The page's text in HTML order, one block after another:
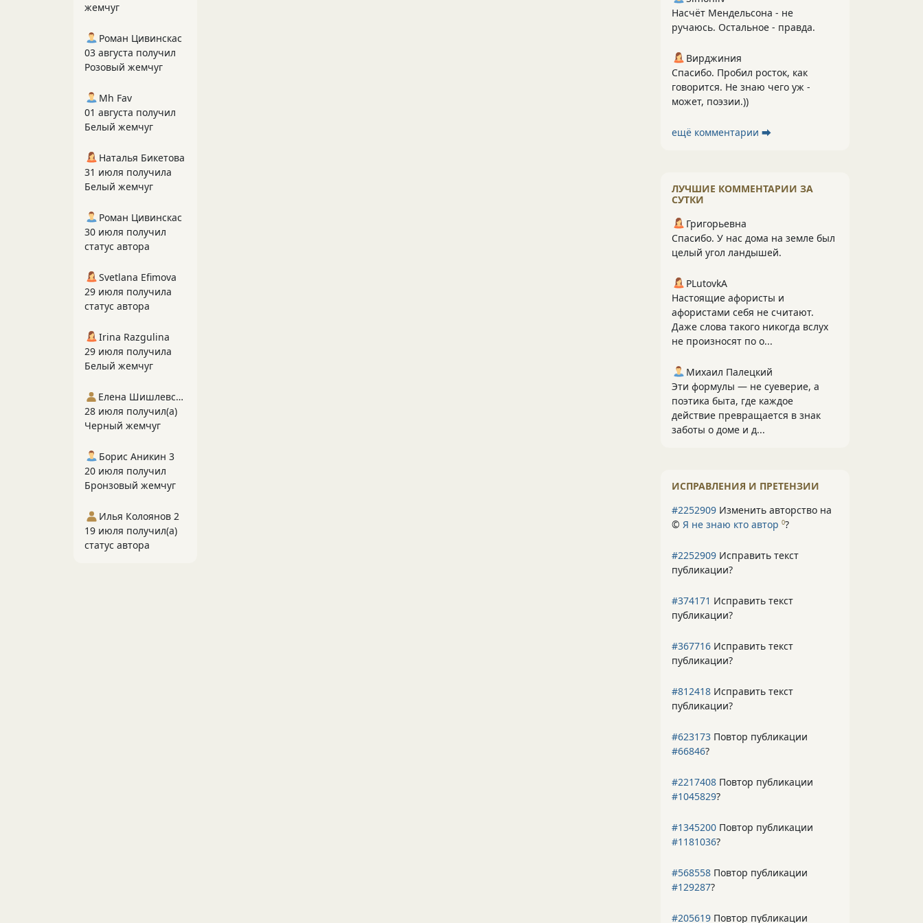
Насчёт Мендельсона - не
ручаюсь. Остальное - правда.
Вирджиния
Спасибо. Пробил росток, как
говорится. Не знаю чего уж -
может, поэзии.))
ещё комментарии ⮕
ЛУЧШИЕ КОММЕНТАРИИ ЗА
СУТКИ
Григорьевна
Спасибо. У нас дома на земле был
целый угол ландышей.
PLutоvkА
Настоящие афористы и
афористами себя не считают.
Даже слова такого никогда вслух
не произносят по о...
Михаил Палецкий
Эти формулы — не суеверие, а
поэтика быта, где каждое
действие превращается в знак
заботы о доме и д...
ИСПРАВЛЕНИЯ И ПРЕТЕНЗИИ
#2252909 Изменить авторство на
© Я не знаю кто автор 0?
#2252909 Исправить текст
публикации?
#374171 Исправить текст
публикации?
#367716 Исправить текст
публикации?
#812418 Исправить текст
публикации?
#623173 Повтор публикации
#66846?
#2217408 Повтор публикации
#1045829?
#1345200 Повтор публикации
#1181036?
#568558 Повтор публикации
#129287?
#205619 Повтор публикации
жемчуг
Роман Цивинскас
03 августа получил
Розовый жемчуг
Mh Fav
01 августа получил
Белый жемчуг
Наталья Бикетова
31 июля получила
Белый жемчуг
Роман Цивинскас
30 июля получил
статус автора
Svetlana Efimova
29 июля получила
статус автора
Irina Razgulina
29 июля получила
Белый жемчуг
Елена Шишлевская
28 июля получил(а)
Черный жемчуг
Борис Аникин 3
20 июля получил
Бронзовый жемчуг
Илья Колоянов 2
19 июля получил(а)
статус автора